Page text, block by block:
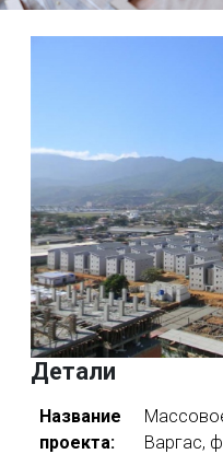
Детали
Название
проекта:
Варгас,